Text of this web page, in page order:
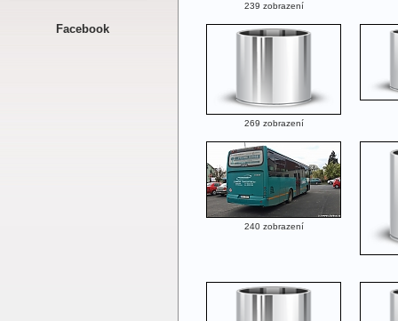
Facebook
239 zobrazení
269 zobrazení
240 zobrazení